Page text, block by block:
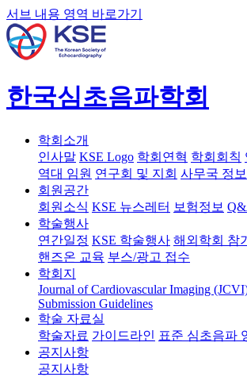
서브 내용 영역 바로가기
한국심초음파학회
학회소개
인사말 KSE Logo 학회연혁 학회회칙
역대 임원 연구회 및 지회 사무국 정보
회원공간
회원소식 KSE 뉴스레터 보험정보
학술행사
연간일정 KSE 학술행사 해외학회 참
핸즈온 교육 부스/광고 접수
학회지
Journal of Cardiovascular Imaging
Submission Guidelines
학술 자료실
학술자료 가이드라인 표준 심초음파
공지사항
공지사항